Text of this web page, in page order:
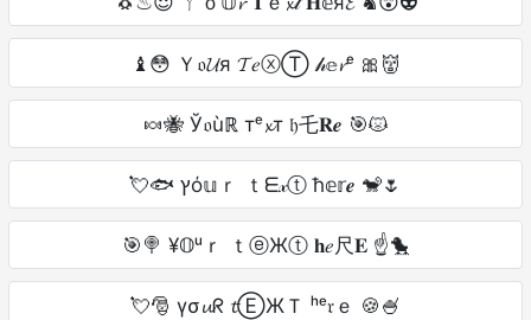
♝😳 Ｙ𝔬𝓤я 𝓣𝑒ⓧⓉ 𝒽𝕖𝓻ᵉ 🎀👹
🍬🐝 Ў𝔬ùℝ тᵉ𝔁т 𝔥乇𝐑𝒆 🎯😾
💘🐟 ץό𝕦ｒ ｔᗴ𝓍ⓣ ħ𝕖𝕣𝒆 🐒🌷
🎯🍭 ¥𝕆ᵘｒ ｔⓔЖⓣ 𝐡𝑒尺𝐄 ☝🐤
💘🎅 үσ𝓾ᖇ 𝓽ⒺЖＴ ʰᵉ𝔯ｅ 🍪🍧